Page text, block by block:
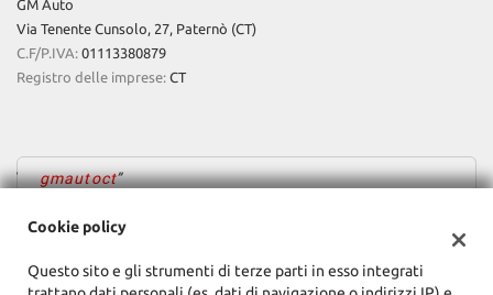
GM Auto
Via Tenente Cunsolo, 27, Paternò (CT)
C.F/P.IVA: 01113380879
Registro delle imprese: CT
gmautoct
Cookie policy
Questo sito e gli strumenti di terze parti in esso integrati